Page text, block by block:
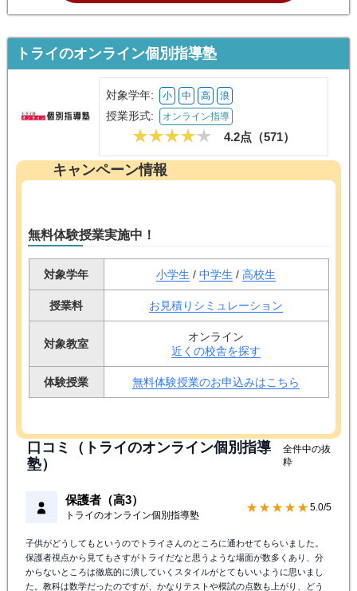
トライのオンライン個別指導塾
対象学年: 小 中 高 浪
授業形式: オンライン指導
4.2点（
キャンペーン情報
対象学年 小学生/中学生/高校生
授業料 お見積りシミュレーション
オンライン
近くの校舎を探す
体験授業 無料体験授業のお申込みはこちら
口コミ（トライのオンライン個別指導
塾）
全件中の抜
粋
トライのオンライン個別指導塾
保護者視点から見てもさすがトライだなと思うような場面が数多くあり、分
からないところは徹底的に潰していくスタイルがとてもいいように思いまし
た。教科は数学だったのですが、かなりテストや模試の点数も上がり、どう
せなら他の教科もやらせてあげたいなと思いました。初回3回？無料体験がか